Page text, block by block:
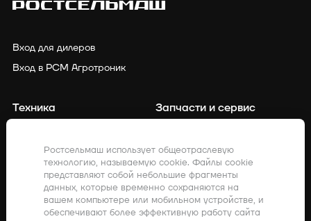
Вход для дилеров
Вход в РСМ Агротроник
Техника
Точное земледелие
Закупки
Запчасти и сервис
Клиенты о нас
Акции
Ростсельмаш использует общеотраслевую
технологию, называемую cookie. Файлы cookie
представляют собой небольшие фрагменты
данных, которые временно сохраняются на
вашем компьютере или мобильном устройстве, и
обеспечивают более эффективную работу сайта